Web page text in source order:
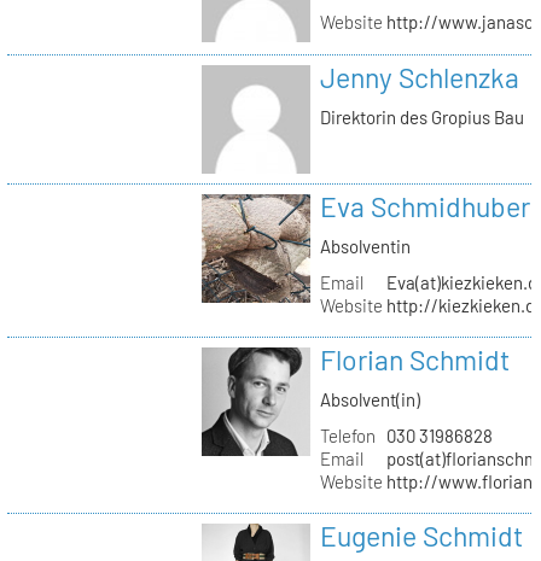
Website http://
Jenny Schlenzka
Direktorin des Gropius Bau
Eva Schmidhuber
Absolventin
Email
Website http://
Florian Schmidt
Absolvent(in)
Telefon
030 31986828
Email
Website http://
Eugenie Schmidt